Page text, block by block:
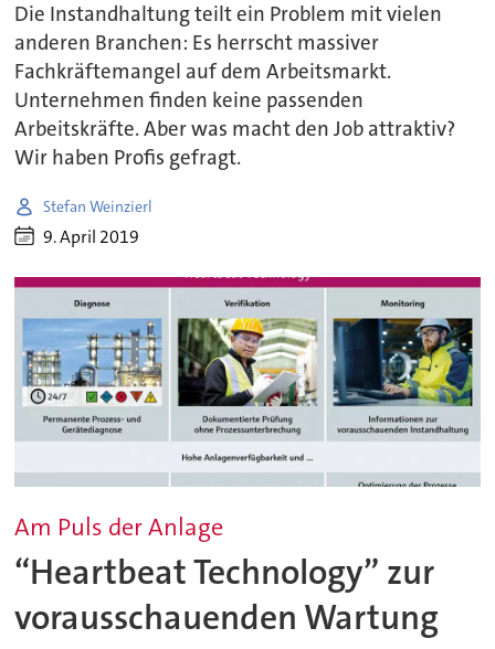
Die Instandhaltung teilt ein Problem mit vielen
anderen Branchen: Es herrscht massiver
Fachkräftemangel auf dem Arbeitsmarkt.
Unternehmen finden keine passenden
Arbeitskräfte. Aber was macht den Job attraktiv?
Wir haben Profis gefragt.
Stefan Weinzierl
9. April 2019
Am Puls der Anlage
“Heartbeat Technology” zur
vorausschauenden Wartung